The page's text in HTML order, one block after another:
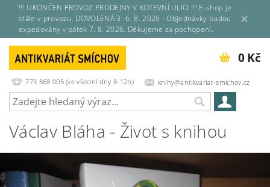
!!! UKONČEN PROVOZ PRODEJNY V KOTEVNÍ ULICI !!! E-shop je
stále v provozu. DOVOLENÁ 3.-6. 8. 2026 - Objednávky budou
expedovány v pátek 7. 8. 2026. Děkujeme za pochopení.
773 868 005 (ve všední dny 8-12h) knihy@antikvariat-smichov.cz
0 Kč
Václav Bláha - Život s knihou